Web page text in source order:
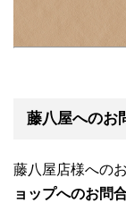
藤八屋へのお
藤八屋店様への
ョップへのお問